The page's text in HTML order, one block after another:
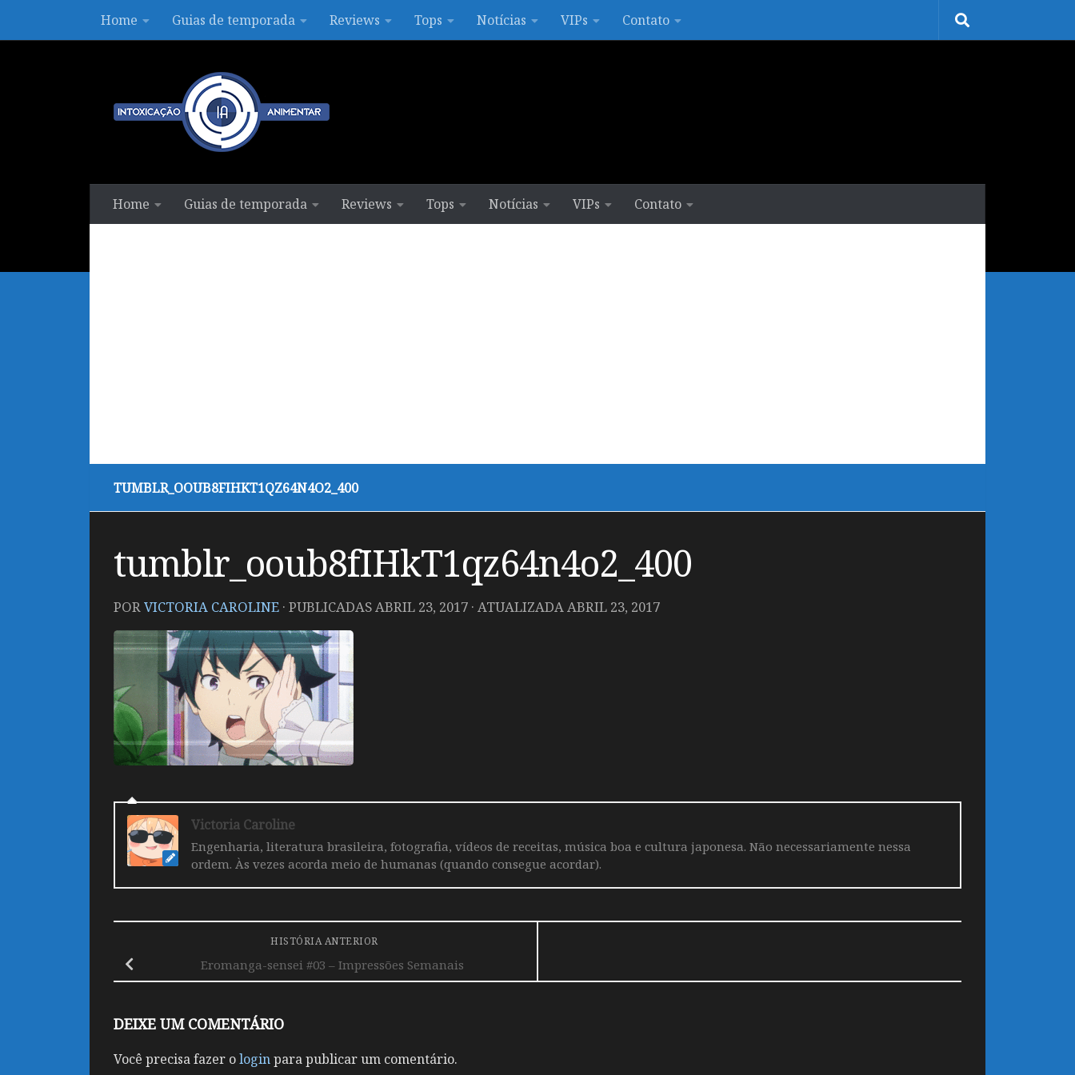
Skip to contentHome Guias de temporada Reviews Tops Notícias VIPs Contato
Home Guias de temporada Reviews Tops Notícias VIPs Contato
TUMBLR_OOUB8FIHKT1QZ64N4O2_400
tumblr_ooub8fIHkT1qz64n4o2_400
PORVICTORIA CAROLINE · PUBLICADASABRIL 23, 2017 · ATUALIZADAABRIL 23, 2017
Victoria Caroline
Engenharia, literatura brasileira, fotografia, vídeos de receitas, música boa e cultura japonesa. Não necessariamente nessa
ordem. Às vezes acorda meio de humanas (quando consegue acordar).
HISTÓRIA ANTERIOR
Eromanga-sensei #03 – Impressões Semanais
DEIXE UM COMENTÁRIO
Você precisa fazer ologinpara publicar um comentário.